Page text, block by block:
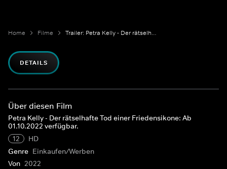
Home Filme Trailer: Petra Kelly - Der rätselhafte Tod einer Friedensikone
DETAILS
Über diesen Film
Petra Kelly - Der rätselhafte Tod einer Friedensikone: Ab
01.10.2022 verfügbar.
12
HD
Genre Einkaufen/Werben
Von 2022